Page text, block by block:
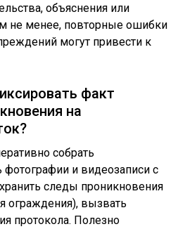
объяснения или
не менее, повторные ошибки
могут привести к
факт
на
собрать
фотографии и видеозаписи с
следы проникновения
ограждения), вызвать
протокола. Полезно